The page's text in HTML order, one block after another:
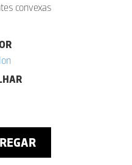
convexas